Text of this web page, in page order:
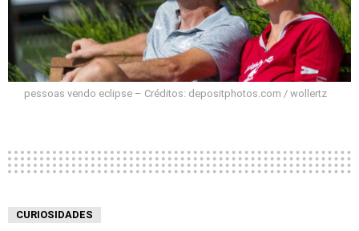
pessoas vendo eclipse – Créditos: depositphotos.com / wollertz
CURIOSIDADES